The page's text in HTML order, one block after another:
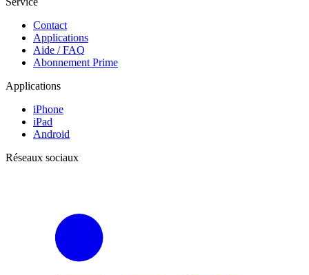
Contact
Applications
Aide / FAQ
Abonnement Prime
Applications
iPhone
iPad
Android
Réseaux sociaux